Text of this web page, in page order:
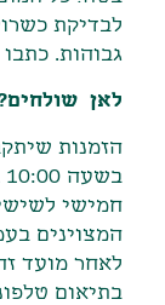
לבדיקת
גבוהות.
לאן
הזמנות
בשעה
חמישי
המצוינים
לאחר מועד
בתיאום